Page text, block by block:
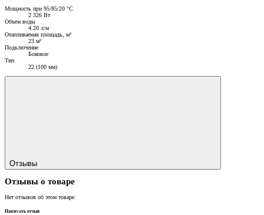
Мощность при 95/85/20 °C
2 326 Вт
Объем воды
4.20 л/м
Отапливаемая площадь, м²
23 м²
Подключение
Боковое
Тип
22 (100 мм)
Отзывы
Отзывы о товаре
Нет отзывов об этом товаре.
Написать отзыв